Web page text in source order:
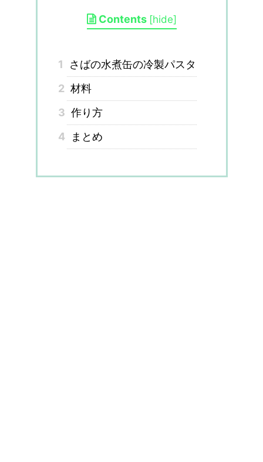
Contents [hide]
1
さばの水煮缶の冷製パスタ
2 材料
3 作り方
4
まとめ